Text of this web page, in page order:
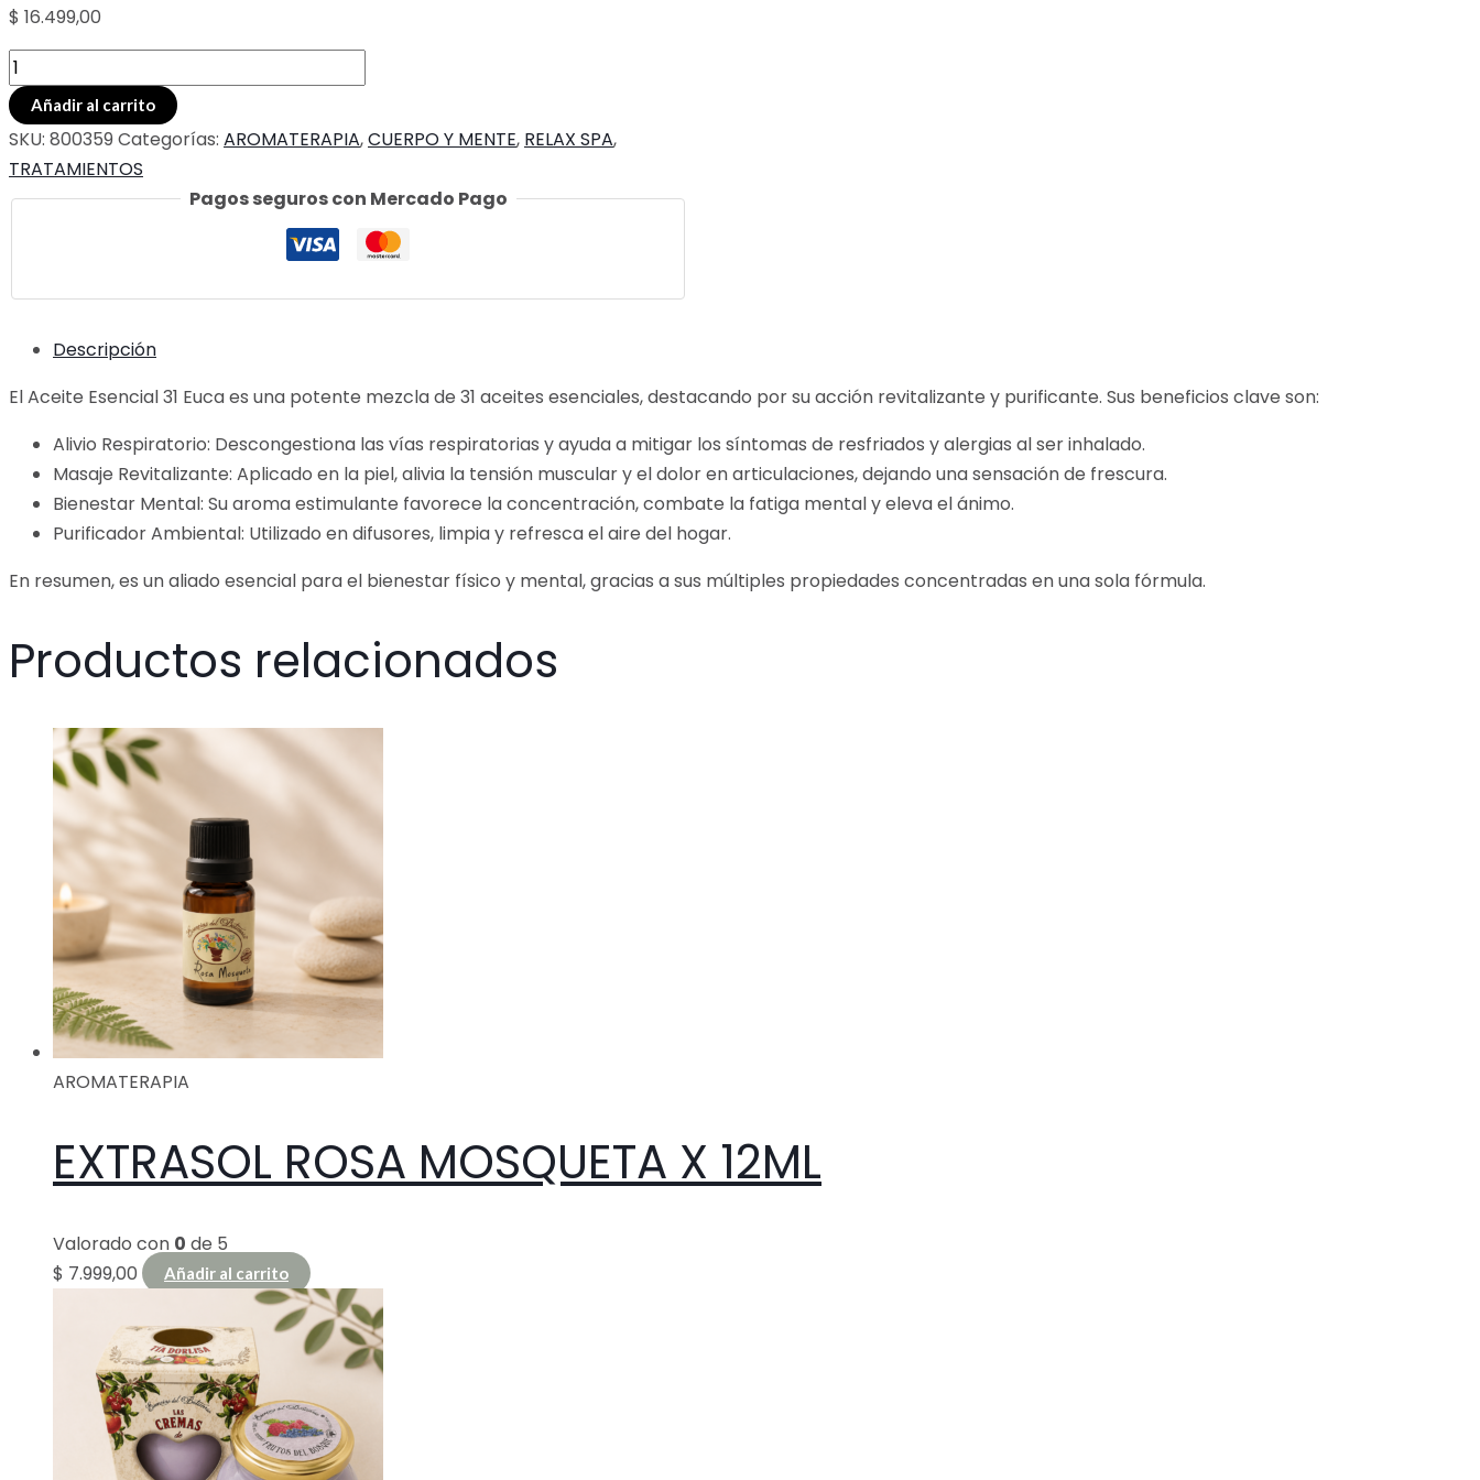
$ 16.499,00
ACEITE
ESENCIAL
31
EUCA
cantidad
Añadir al carrito
SKU: 800359 Categorías: AROMATERAPIA,CUERPO Y MENTE, RELAX SPA,
TRATAMIENTOS
Pagos seguros con Mercado Pago
Descripción
El Aceite Esencial 31 Euca es una potente mezcla de 31 aceites esenciales, destacando por su acción revitalizante y purificante. Sus beneficios clave son:
Alivio Respiratorio: Descongestiona las vías respiratorias y ayuda a mitigar los síntomas de resfriados y alergias al ser inhalado.
Masaje Revitalizante: Aplicado en la piel, alivia la tensión muscular y el dolor en articulaciones, dejando una sensación de frescura.
Bienestar Mental: Su aroma estimulante favorece la concentración, combate la fatiga mental y eleva el ánimo.
Purificador Ambiental: Utilizado en difusores, limpia y refresca el aire del hogar.
En resumen, es un aliado esencial para el bienestar físico y mental, gracias a sus múltiples propiedades concentradas en una sola fórmula.
Productos relacionados
AROMATERAPIA
EXTRASOL ROSA MOSQUETA X 12ML
Valorado con 0 de 5
$ 7.999,00 Añadir al carrito